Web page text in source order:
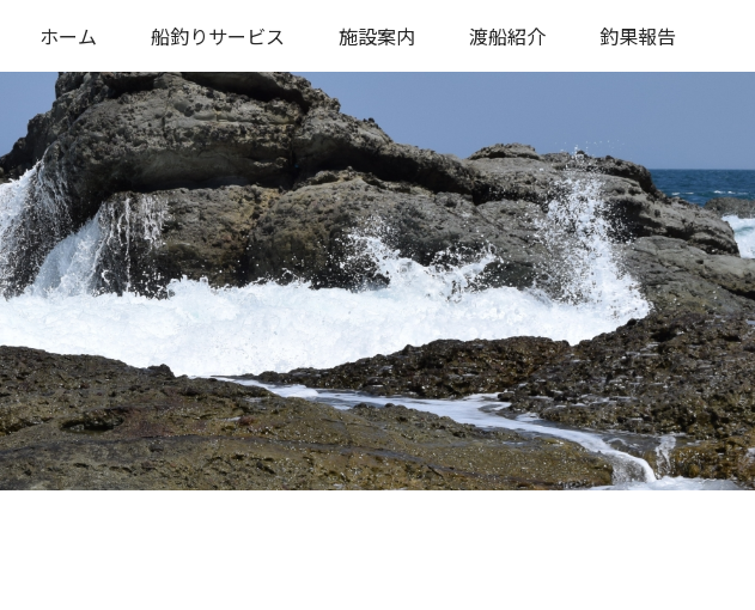
ホーム 船釣りサービス 施設案内 渡船紹介 釣果報告